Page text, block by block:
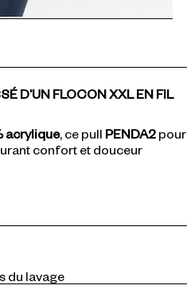
D’UN FLOCON XXL EN FIL
acrylique, ce pull PENDA2pour
confort et douceur
du lavage